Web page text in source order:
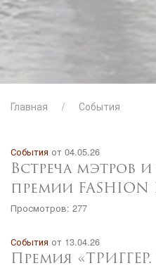
Главная События
События от 04.05.26
Встреча мэтров
премии FASHION
Просмотров: 277
События от 13.04.26
Премия «ТРИГГЕР.